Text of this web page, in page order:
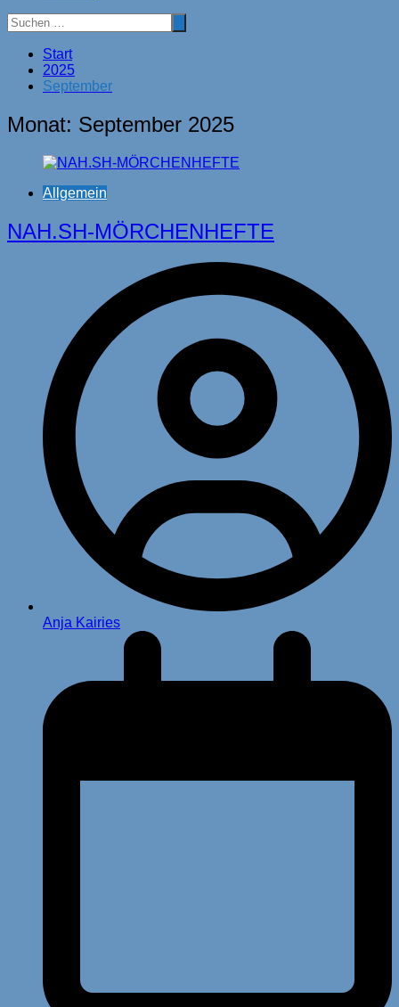
Start
2025
September
Monat: September 2025
Allgemein
NAH.SH-MÖRCHENHEFTE
Anja Kairies